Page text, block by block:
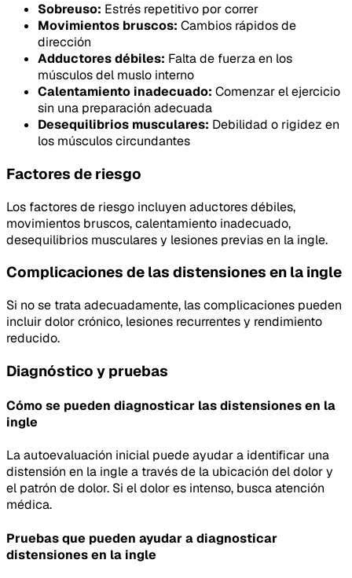
Sobreuso: Estrés repetitivo por correr
Movimientos bruscos: Cambios rápidos de
dirección
Adductores débiles: Falta de fuerza en los
músculos del muslo interno
Calentamiento inadecuado: Comenzar el ejercicio
sin una preparación adecuada
Desequilibrios musculares: Debilidad o rigidez en
los músculos circundantes
Factores de riesgo
Los factores de riesgo incluyen aductores débiles,
movimientos bruscos, calentamiento inadecuado,
desequilibrios musculares y lesiones previas en la ingle.
Complicaciones de las distensiones en la ingle
Si no se trata adecuadamente, las complicaciones pueden
incluir dolor crónico, lesiones recurrentes y rendimiento
reducido.
Diagnóstico y pruebas
Cómo se pueden diagnosticar las distensiones en la
ingle
La autoevaluación inicial puede ayudar a identificar una
distensión en la ingle a través de la ubicación del dolor y
el patrón de dolor. Si el dolor es intenso, busca atención
médica.
Pruebas que pueden ayudar a diagnosticar
distensiones en la ingle